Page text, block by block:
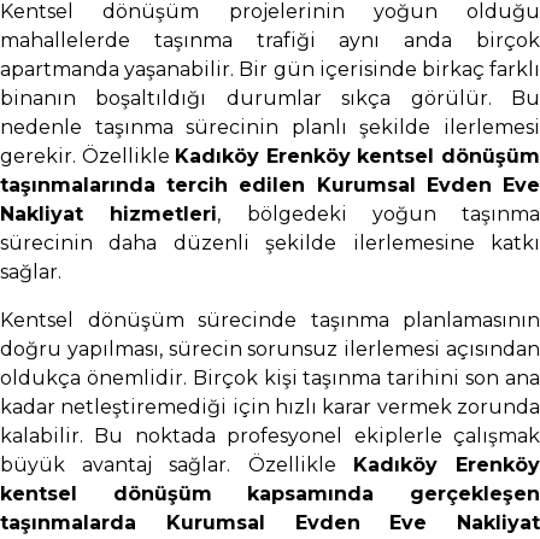
Kentsel dönüşüm projelerinin yoğun olduğu
mahallelerde taşınma trafiği aynı anda birçok
apartmanda yaşanabilir. Bir gün içerisinde birkaç farklı
binanın boşaltıldığı durumlar sıkça görülür. Bu
nedenle taşınma sürecinin planlı şekilde ilerlemesi
gerekir. Özellikle Kadıköy Erenköy kentsel dönüşüm
taşınmalarında tercih edilen Kurumsal Evden Eve
Nakliyat hizmetleri, bölgedeki yoğun taşınma
sürecinin daha düzenli şekilde ilerlemesine katkı
sağlar.
Kentsel dönüşüm sürecinde taşınma planlamasının
doğru yapılması, sürecin sorunsuz ilerlemesi açısından
oldukça önemlidir. Birçok kişi taşınma tarihini son ana
kadar netleştiremediği için hızlı karar vermek zorunda
kalabilir. Bu noktada profesyonel ekiplerle çalışmak
büyük avantaj sağlar. Özellikle
Kadıköy Erenköy
kentsel dönüşüm kapsamında gerçekleşen
taşınmalarda Kurumsal Evden Eve Nakliyat